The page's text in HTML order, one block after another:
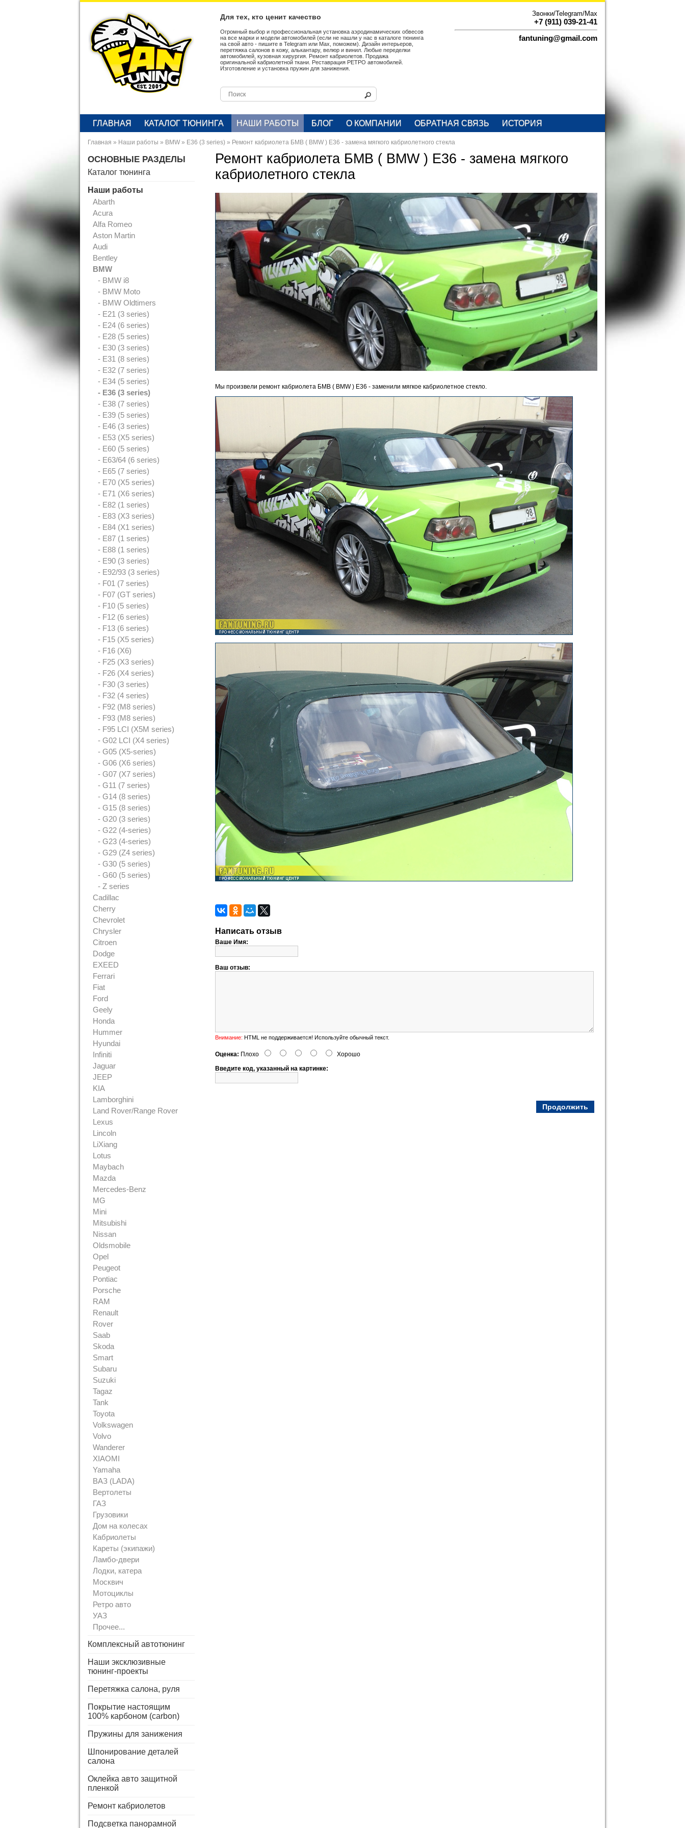
Для тех, кто ценит качество
Огромный выбор и профессиональная установка аэродинамических обвесов
на все марки и модели автомобилей (если не нашли у нас в каталоге тюнинга
на свой авто - пишите в Telegram или Max, поможем). Дизайн интерьеров,
перетяжка салонов в кожу, алькантару, велюр и винил. Любые переделки
автомобилей, кузовная хирургия. Ремонт кабриолетов. Продажа
оригинальной кабриолетной ткани. Реставрация РЕТРО автомобилей.
Изготовление и установка пружин для занижения.
Звонки/Telegram/Max
+7 (911) 039-21-41
fantuning@gmail.com
ГЛАВНАЯ КАТАЛОГ ТЮНИНГА НАШИ РАБОТЫ БЛОГ О КОМПАНИИ ОБРАТНАЯ СВЯЗЬ ИСТОРИЯ
Главная » Наши работы » BMW » E36 (3 series) » Ремонт кабриолета БМВ ( BMW ) E36 - замена мягкого кабриолетного стекла
ОСНОВНЫЕ РАЗДЕЛЫ
Каталог тюнинга
Наши работы
Abarth
Acura
Alfa Romeo
Aston Martin
Audi
Bentley
BMW
- BMW i8
- BMW Moto
- BMW Oldtimers
- E21 (3 series)
- E24 (6 series)
- E28 (5 series)
- E30 (3 series)
- E31 (8 series)
- E32 (7 series)
- E34 (5 series)
- E36 (3 series)
- E38 (7 series)
- E39 (5 series)
- E46 (3 series)
- E53 (X5 series)
- E60 (5 series)
- E63/64 (6 series)
- E65 (7 series)
- E70 (X5 series)
- E71 (X6 series)
- E82 (1 series)
- E83 (X3 series)
- E84 (X1 series)
- E87 (1 series)
- E88 (1 series)
- E90 (3 series)
- E92/93 (3 series)
- F01 (7 series)
- F07 (GT series)
- F10 (5 series)
- F12 (6 series)
- F13 (6 series)
- F15 (X5 series)
- F16 (X6)
- F25 (X3 series)
- F26 (X4 series)
- F30 (3 series)
- F32 (4 series)
- F92 (M8 series)
- F93 (M8 series)
- F95 LCI (X5M series)
- G02 LCI (X4 series)
- G05 (X5-series)
- G06 (X6 series)
- G07 (X7 series)
- G11 (7 series)
- G14 (8 series)
- G15 (8 series)
- G20 (3 series)
- G22 (4-series)
- G23 (4-series)
- G29 (Z4 series)
- G30 (5 series)
- G60 (5 series)
- Z series
Cadillac
Cherry
Chevrolet
Chrysler
Citroen
Dodge
EXEED
Ferrari
Fiat
Ford
Geely
Honda
Hummer
Hyundai
Infiniti
Jaguar
JEEP
KIA
Lamborghini
Land Rover/Range Rover
Lexus
Lincoln
LiXiang
Lotus
Maybach
Mazda
Mercedes-Benz
MG
Mini
Mitsubishi
Nissan
Oldsmobile
Opel
Peugeot
Pontiac
Porsche
RAM
Renault
Rover
Saab
Skoda
Smart
Subaru
Suzuki
Tagaz
Tank
Toyota
Volkswagen
Volvo
Wanderer
XIAOMI
Yamaha
ВАЗ (LADA)
Вертолеты
ГАЗ
Грузовики
Дом на колесах
Кабриолеты
Кареты (экипажи)
Ламбо-двери
Лодки, катера
Москвич
Мотоциклы
Ретро авто
УАЗ
Прочее...
Комплексный автотюнинг
Наши эксклюзивные
тюнинг-проекты
Перетяжка салона, руля
Покрытие настоящим
100% карбоном (carbon)
Пружины для занижения
Шпонирование деталей
салона
Оклейка авто защитной
пленкой
Ремонт кабриолетов
Подсветка панорамной
Ремонт кабриолета БМВ ( BMW ) E36 - замена мягкого
кабриолетного стекла
Мы произвели ремонт кабриолета БМВ ( BMW ) E36 - заменили мягкое кабриолетное стекло.
Написать отзыв
Ваше Имя:
Ваш отзыв:
Внимание: HTML не поддерживается! Используйте обычный текст.
Оценка: Плохо
Хорошо
Введите код, указанный на картинке:
Продолжить